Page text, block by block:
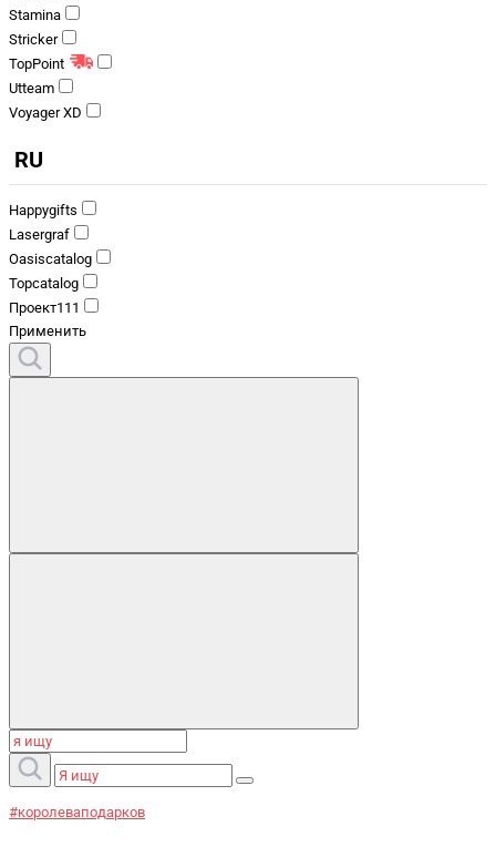
Stamina
Stricker
TopPoint
Utteam
Voyager XD
RU
Happygifts
Lasergraf
Oasiscatalog
Topcatalog
Проект111
Применить
#королеваподарков